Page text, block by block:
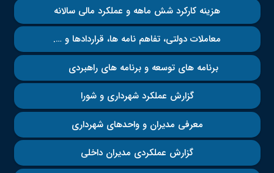
هزینه کارکرد شش ماهه و عملکرد مالی سالانه
معاملات دولتی، تفاهم نامه ها، قراردادها و ….
برنامه های توسعه و برنامه های راهبردی
گزارش عملکرد شهرداری و شورا
معرفی مدیران و واحدهای شهرداری
گزارش عملکردی مدیران داخلی